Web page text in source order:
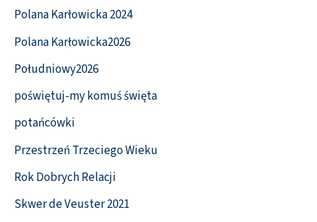
Polana Karłowicka 2024
Polana Karłowicka2026
Południowy2026
poświętuj-my komuś święta
potańcówki
Przestrzeń Trzeciego Wieku
Rok Dobrych Relacji
Skwer de Veuster 2021